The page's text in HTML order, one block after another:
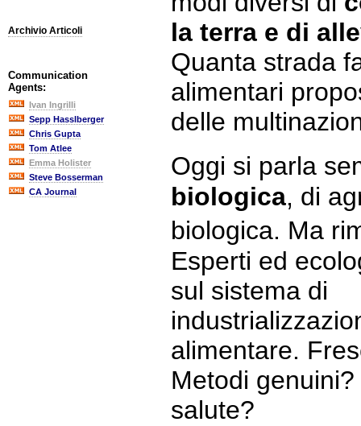
Archivio Articoli
Communication
Agents:
Ivan Ingrilli
Sepp Hasslberger
Chris Gupta
Tom Atlee
Emma Holister
Steve Bosserman
CA Journal
la terra e di
Quanta strada
alimentari
delle
Oggi si parla
biologica, di
biologica. Ma
Esperti ed
sul sistema di
alimentare.
Metodi
salute?